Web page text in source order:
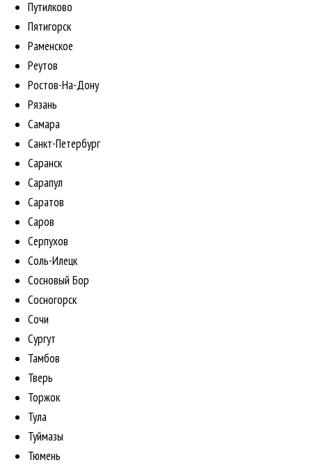
Путилково
Пятигорск
Раменское
Реутов
Ростов-На-Дону
Рязань
Самара
Санкт-Петербург
Саранск
Сарапул
Саратов
Саров
Серпухов
Соль-Илецк
Сосновый Бор
Сосногорск
Сочи
Сургут
Тамбов
Тверь
Торжок
Тула
Туймазы
Тюмень